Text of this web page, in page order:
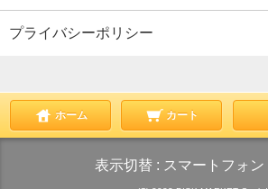
プライバシーポリシー
ホーム カート
表示切替 : スマートフォン